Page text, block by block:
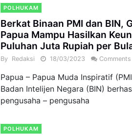
POLHUKAM
Berkat Binaan PMI dan BIN,
Papua Mampu Hasilkan
Puluhan Juta Rupiah per
By Redaksi 18/03/2023
Papua – Papua Muda Inspiratif
Badan Intelijen Negara (BIN)
pengusaha – pengusaha
POLHUKAM